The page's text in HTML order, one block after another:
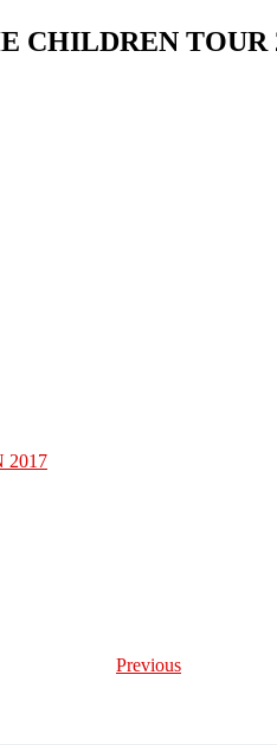
CHILDREN TOUR
2017
Previous